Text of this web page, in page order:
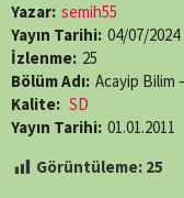
Yazar: semih55
Yayın Tarihi: 04/07/2024
İzlenme: 25
Bölüm Adı: Acayip Bilim
Kalite: SD
Yayın Tarihi: 01.01.2011
Görüntüleme: 25